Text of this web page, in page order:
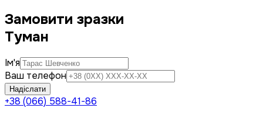
Замовити зразки
Туман
Ім'я
Ваш телефон
Надіслати
+38 (066) 588-41-86